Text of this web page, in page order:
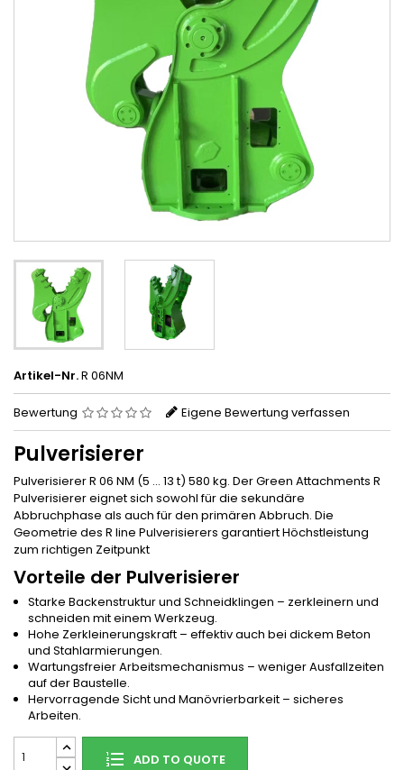
Artikel-Nr.R 06NM
Bewertung Eigene Bewertung verfassen
Pulverisierer
Pulverisierer R 06 NM (5 … 13 t) 580 kg. Der Green Attachments R
Pulverisierer eignet sich sowohl für die sekundäre
Abbruchphase als auch für den primären Abbruch. Die
Geometrie des R line Pulverisierers garantiert Höchstleistung
zum richtigen Zeitpunkt
Vorteile der Pulverisierer
Starke Backenstruktur und Schneidklingen – zerkleinern und
schneiden mit einem Werkzeug.
Hohe Zerkleinerungskraft – effektiv auch bei dickem Beton
und Stahlarmierungen.
Wartungsfreier Arbeitsmechanismus – weniger Ausfallzeiten
auf der Baustelle.
Hervorragende Sicht und Manövrierbarkeit – sicheres
Arbeiten.
ADD TO QUOTE